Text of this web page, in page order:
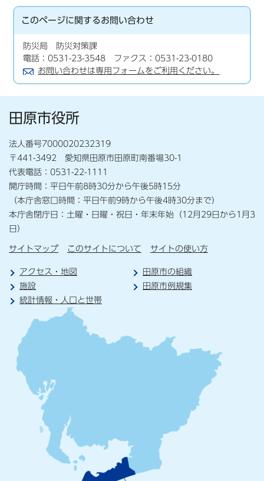
このページに関するお問い合わせ
防災局 防災対策課
電話：0531-23-3548 ファクス：0531-23-0180
お問い合わせは専用フォームをご利用ください。
田原市役所
法人番号7000020232319
〒441-3492 愛知県田原市田原町南番場30-1
代表電話：0531-22-1111
開庁時間：平日午前8時30分から午後5時15分
（本庁舎窓口時間：平日午前9時から午後4時30分まで）
本庁舎閉庁日：土曜・日曜・祝日・年末年始（12月29日から1月3
日）
サイトマップ このサイトについて サイトの使い方
アクセス・地図
田原市の組織
施設
田原市例規集
統計情報・人口と世帯